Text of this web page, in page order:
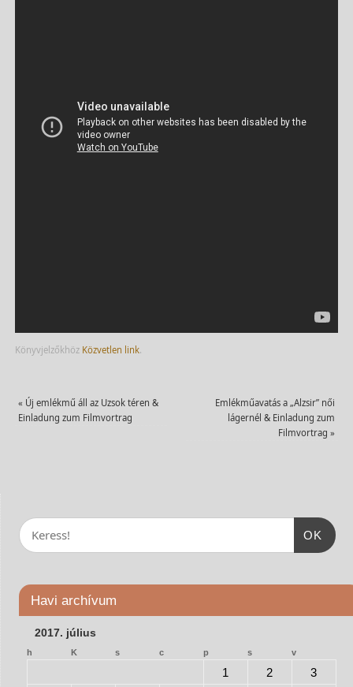
Könyvjelzőkhöz Közvetlen link.
« Új emlékmű áll az Uzsok téren &
Einladung zum Filmvortrag
Emlékműavatás a „Alzsir” női
lágernél & Einladung zum
Filmvortrag»
OK
Havi archívum
2017. július
h K s c p s v
1 2
3